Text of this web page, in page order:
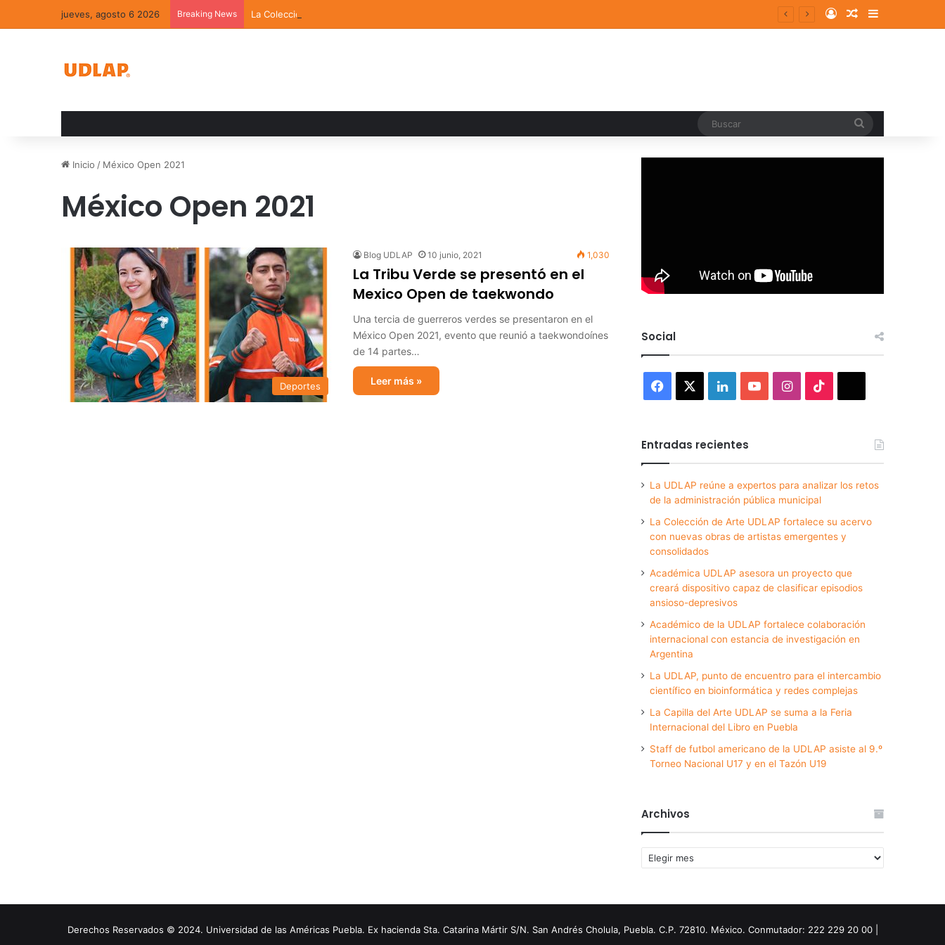
jueves, agosto 6 2026 Breaking News La Colección de Arte UDLAP fortalece su acervo con nuevas obras de artistas emergentes y consolidados Log InRandom Article
Sidebar
Inicio / México Open 2021
México Open 2021
Deportes
Blog UDLAP 10 junio, 2021 1,030
La Tribu Verde se presentó en el
Mexico Open de taekwondo
Una tercia de guerreros verdes se presentaron en el
México Open 2021, evento que reunió a taekwondoínes
de 14 partes…
Leer más »
Social
Facebook LinkedInYouTubeInstagram
Entradas recientes
La UDLAP reúne a expertos para analizar los retos
de la administración pública municipal
La Colección de Arte UDLAP fortalece su acervo
con nuevas obras de artistas emergentes y
consolidados
Académica UDLAP asesora un proyecto que
creará dispositivo capaz de clasificar episodios
ansioso-depresivos
Académico de la UDLAP fortalece colaboración
internacional con estancia de investigación en
Argentina
La UDLAP, punto de encuentro para el intercambio
científico en bioinformática y redes complejas
La Capilla del Arte UDLAP se suma a la Feria
Internacional del Libro en Puebla
Staff de futbol americano de la UDLAP asiste al 9.º
Torneo Nacional U17 y en el Tazón U19
Archivos
Archivos
Derechos Reservados © 2024. Universidad de las Américas Puebla. Ex hacienda Sta. Catarina Mártir S/N. San Andrés Cholula, Puebla. C.P. 72810. México. Conmutador: 222 229 20 00 |